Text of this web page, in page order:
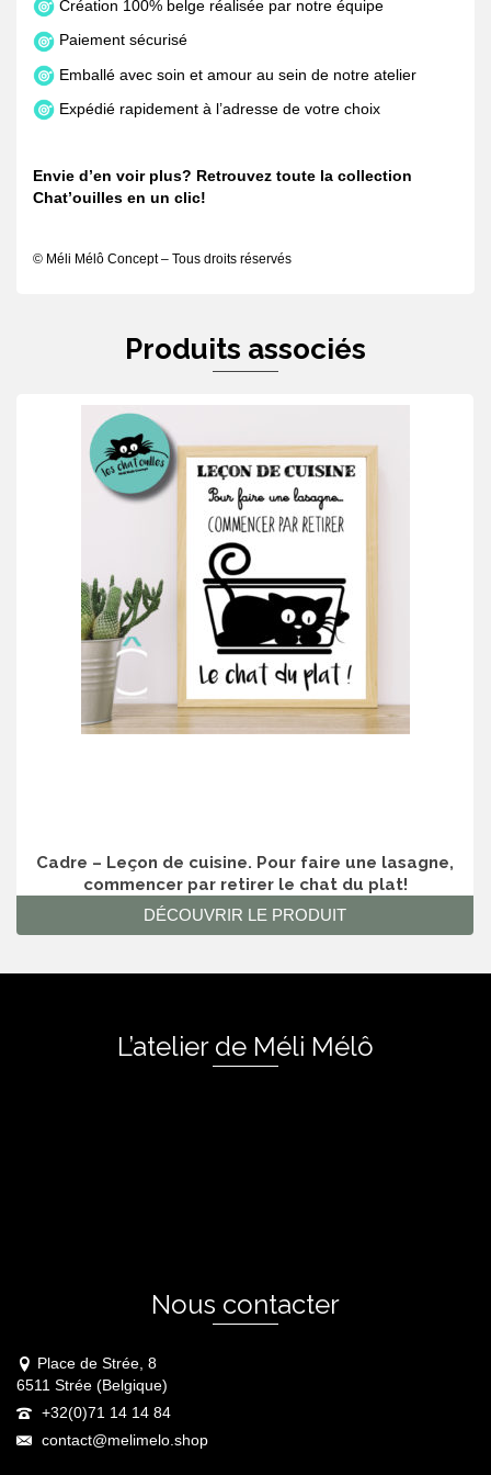
Création 100% belge réalisée par notre équipe
Paiement sécurisé
Emballé avec soin et amour au sein de notre atelier
Expédié rapidement à l’adresse de votre choix
Envie d’en voir plus? Retrouvez toute la collection
Chat’ouilles en un clic!
© Méli Mélô Concept – Tous droits réservés
Produits associés
Cadre – Leçon de cuisine. Pour faire une lasagne,
commencer par retirer le chat du plat!
DÉCOUVRIR LE PRODUIT
L’atelier de Méli Mélô
Nous contacter
Place de Strée, 8
6511 Strée (Belgique)
+32(0)71 14 14 84
contact@melimelo.shop